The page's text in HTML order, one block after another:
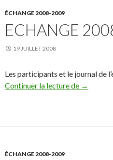
ÉCHANGE 2008-2009
ECHANGE
19 JUILLET 2008
Les participants et le journal de
Continuer la lecture de Echange
→
ÉCHANGE 2008-2009